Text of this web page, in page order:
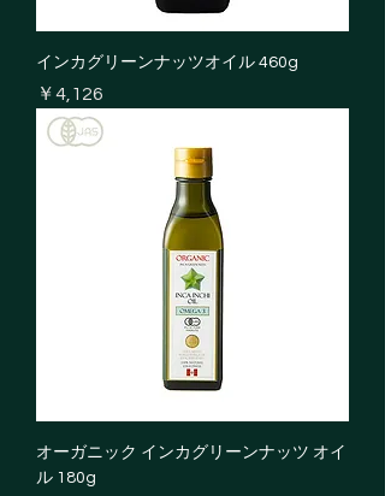
インカグリーンナッツオイル 460g
価格
￥4,126
オーガニック インカグリーンナッツ オイ
ル 180g